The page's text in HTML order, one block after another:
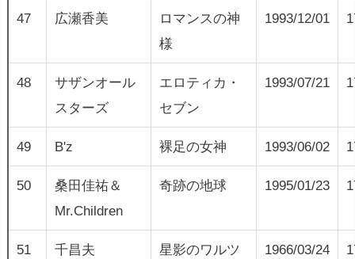
47 広瀬香美
ロマンスの神
様
1993/12/01
48
サザンオール
スターズ
エロティカ・
セブン
1993/07/21
49 B'z 裸足の女神 1993/06/02
50
桑田佳祐＆
Mr.Children
奇跡の地球 1995/01/23
51 千昌夫 星影のワルツ 1966/03/24